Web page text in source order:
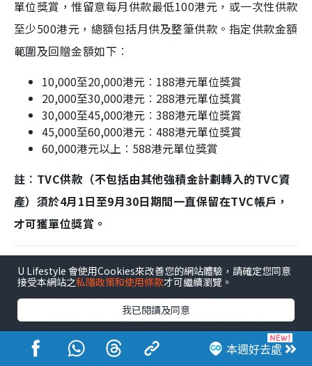
單位獎賞，惟留意每月供款最低100港元，或一次性供款
至少500港元，總額包括月供及整筆供款。指定供款金額
範圍及回贈金額如下︰
10,000至20,000港元︰188港元單位獎賞
20,000至30,000港元︰288港元單位獎賞
30,000至45,000港元︰388港元單位獎賞
45,000至60,000港元︰488港元單位獎賞
60,000港元以上︰588港元單位獎賞
註︰TVC供款（不包括由其他強積金計劃轉入的TVC資
產）須於4月1日至9月30日期間一直保留在TVC帳戶，
才可獲單位獎賞。
4. Fidelity富達TVC優惠
由即日起至2026年3月31日，開立富達MPF新TVC帳
戶，並連續10年作出供款或將TVC資產轉移至富達
MPF，可享高達11,600港元基金單位回贈。本週好去處
U Lifestyle 會使用Cookies來改善您的網站體驗，請確定您同意
接受本網站之私隱政策和使用條款才可繼續瀏覽。
我已閱讀及同意